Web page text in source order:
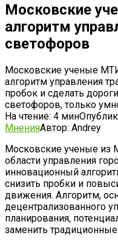
Московские
алгоритм
светофоров
Московские ученые
алгоритм управления
пробок и сделать
светофоров, только
На чтение: 4 мин
МненияАвтор: Andrey
Московские ученые
области управления
инновационный
снизить пробки и
движения. Алгоритм,
децентрализованного
планирования,
заменить